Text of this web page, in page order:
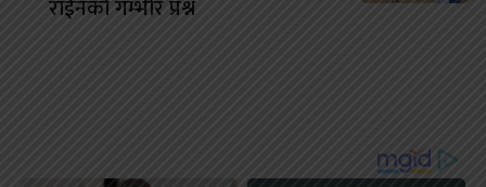
राईनको गम्भीर प्रश्न